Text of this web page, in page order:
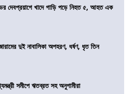
দেবপ্রয়াগে খাদে গাড়ি পড়ে নিহত ৫, আহত এক
দুই নাবালিকা অপহরণ, ধর্ষণ, ধৃত তিন
সমীপে ঋতব্রত সহ অনুগামীরা